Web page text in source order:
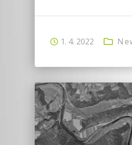
1. 4. 2022